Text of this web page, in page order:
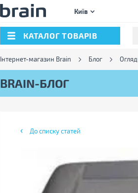
Київ
КАТАЛОГ ТОВАРІВ
Інтернет-магазин Brain Блог
BRAIN-БЛОГ
До списку статей